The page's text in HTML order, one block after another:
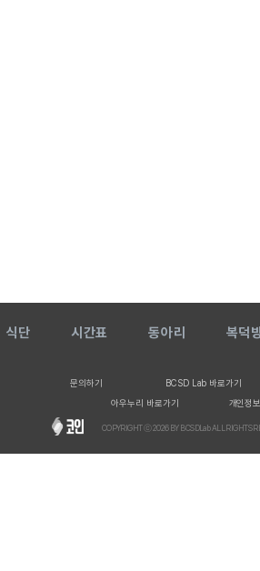
식단 시간표 동아리 복덕
문의하기 BCSD Lab 바로가기
아우누리 바로가기
개인정
COPYRIGHT ⓒ2026BY BCSDLab ALL RIGHTS